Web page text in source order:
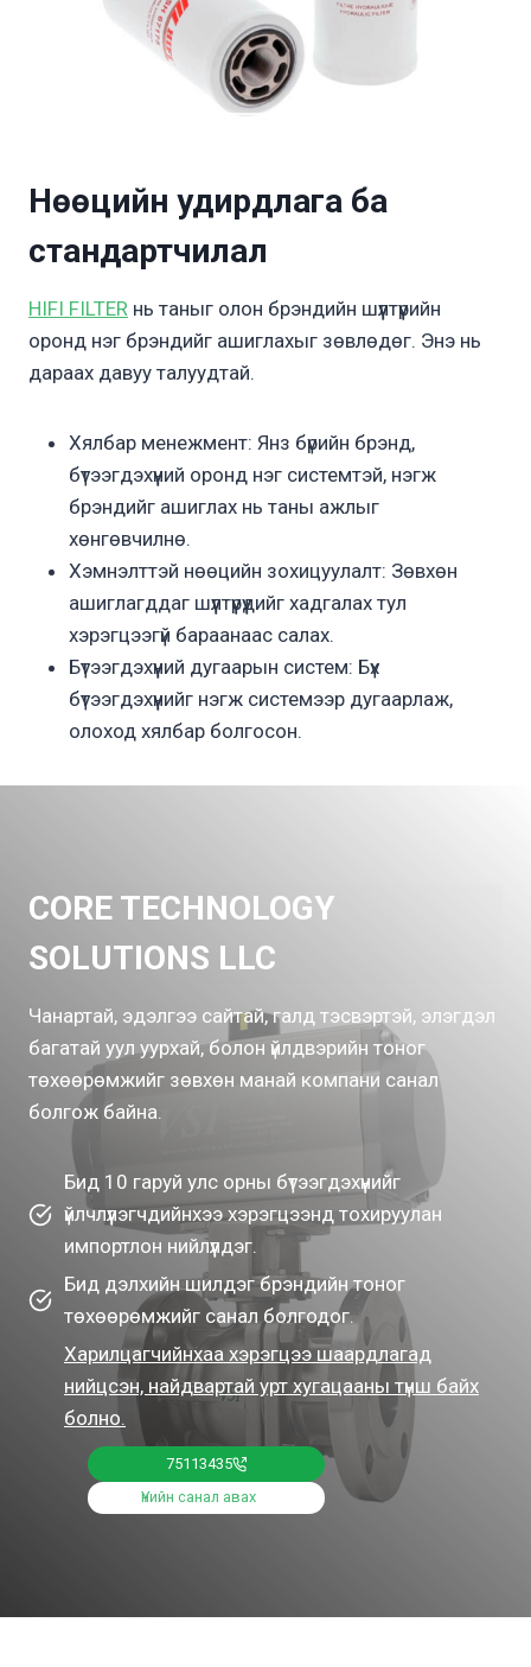
Нөөцийн удирдлага ба
стандартчилал
HIFI FILTER нь таныг олон брэндийн шүүлтүүрийн
оронд нэг брэндийг ашиглахыг зөвлөдөг. Энэ нь
дараах давуу талуудтай.
Хялбар менежмент: Янз бүрийн брэнд,
бүтээгдэхүүний оронд нэг системтэй, нэгж
брэндийг ашиглах нь таны ажлыг
хөнгөвчилнө.
Хэмнэлттэй нөөцийн зохицуулалт: Зөвхөн
ашиглагддаг шүүлтүүрүүдийг хадгалах тул
хэрэгцээгүй бараанаас салах.
Бүтээгдэхүүний дугаарын систем: Бүх
бүтээгдэхүүнийг нэгж системээр дугаарлаж,
олоход хялбар болгосон.
CORE TECHNOLOGY
SOLUTIONS LLC
Чанартай, эдэлгээ сайтай, галд тэсвэртэй, элэгдэл
багатай уул уурхай, болон үйлдвэрийн тоног
төхөөрөмжийг зөвхөн манай компани санал
болгож байна.
Бид 10 гаруй улс орны бүтээгдэхүүнийг
үйлчлүүлэгчдийнхээ хэрэгцээнд тохируулан
импортлон нийлүүлдэг.
Бид дэлхийн шилдэг брэндийн тоног
төхөөрөмжийг санал болгодог.
Харилцагчийнхаа хэрэгцээ шаардлагад
нийцсэн, найдвартай урт хугацааны түнш байх
болно.
75113435
Үнийн санал авах